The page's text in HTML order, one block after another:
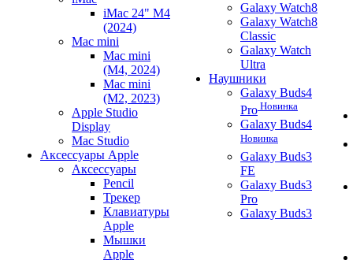
iMac 24" M4
(2024)
Mac mini
Mac mini
(M4, 2024)
Mac mini
(M2, 2023)
Apple Studio
Display
Mac Studio
Аксессуары Apple
Аксессуары
Pencil
Трекер
Клавиатуры
Apple
Мышки
Apple
Galaxy Watch8
Galaxy Watch8
Classic
Galaxy Watch
Ultra
Наушники
Galaxy Buds4
Pro Новинка
Galaxy Buds4
Новинка
Galaxy Buds3
FE
Galaxy Buds3
Pro
Galaxy Buds3